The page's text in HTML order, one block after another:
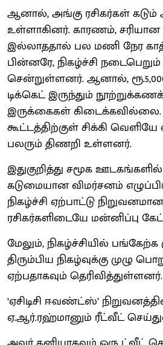
ஆனால், அங்கு ரசிகர்கள் கடும்
உள்ளாகினர். காரணம், சரியான
இல்லாததால் பல மணி நேர
பின்னரே, நிகழ்ச்சி
சென்றுள்ளனர். ஆனால்,
டிக்கெட் இருந்தும்
இருக்கைகள் கிடைக்கவில்லை.
கூட்டத்திற்குள் சிக்கி வெளியே
பலரும் திணறி உள்ளனர்.
இதுகுறித்து சமூக
கடுமையான விமர்சனம்
நிகழ்ச்சி ஏற்பாட்டு
ரசிகர்களிடையே மன்னிப்பு
மேலும், நிகழ்ச்சியில் பங்கேற்க
திரும்பிய நிகழ்வுக்கு முழு
ஏற்பதாகவும் தெரிவித்துள்ளனர்.
‘ஏசிடிசி ஈவண்ட்ஸ்’
ஏ.ஆர்.ரஹ்மானும் ரீட்வீட்